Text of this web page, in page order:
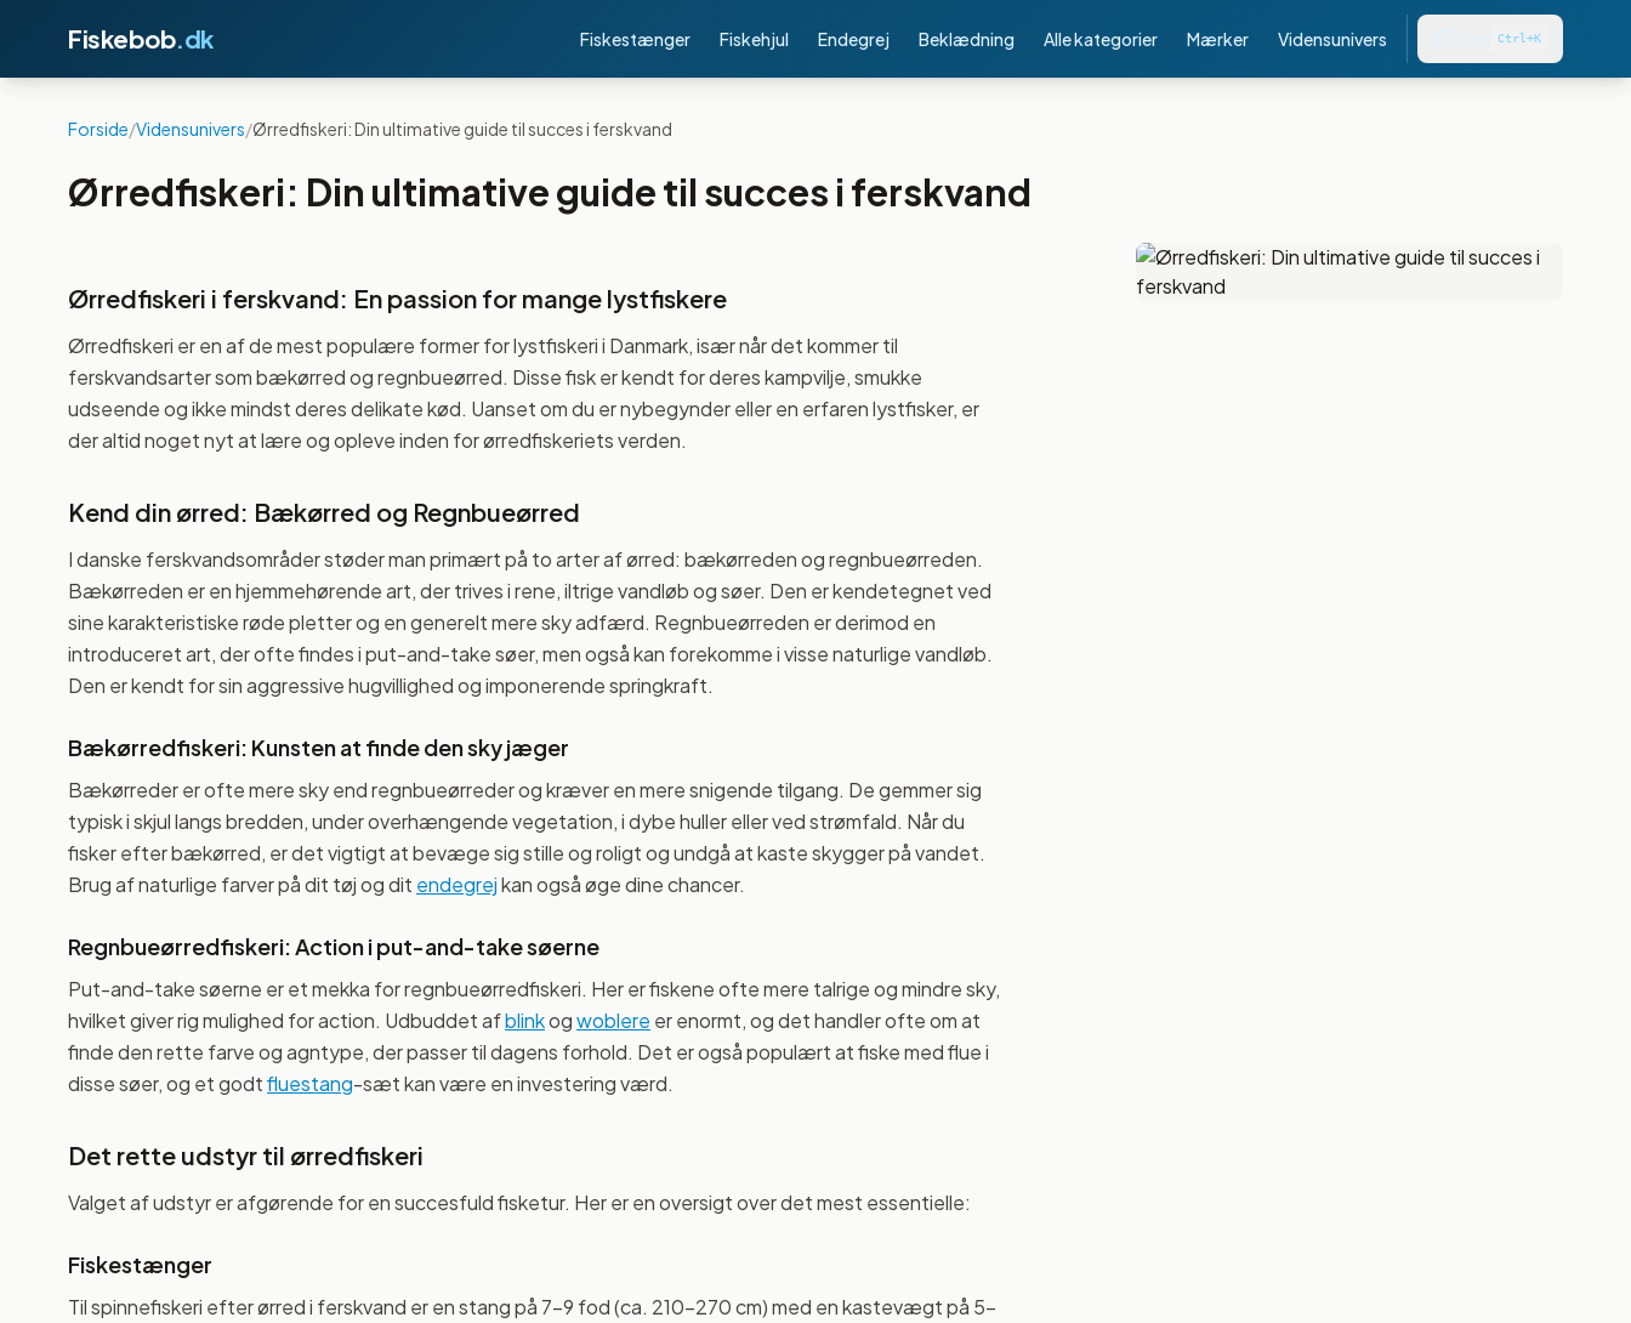
Fiskebob.dk Fiskestænger Fiskehjul Endegrej Beklædning Alle kategorier Mærker Vidensunivers Ctrl+K
Forside/Vidensunivers/Ørredfiskeri: Din ultimative guide til succes i ferskvand
Ørredfiskeri: Din ultimative guide til succes i ferskvand
Ørredfiskeri i ferskvand: En passion for mange lystfiskere
Ørredfiskeri er en af de mest populære former for lystfiskeri i Danmark, især når det kommer til
ferskvandsarter som bækørred og regnbueørred. Disse fisk er kendt for deres kampvilje, smukke
udseende og ikke mindst deres delikate kød. Uanset om du er nybegynder eller en erfaren lystfisker, er
der altid noget nyt at lære og opleve inden for ørredfiskeriets verden.
Kend din ørred: Bækørred og Regnbueørred
I danske ferskvandsområder støder man primært på to arter af ørred: bækørreden og regnbueørreden.
Bækørreden er en hjemmehørende art, der trives i rene, iltrige vandløb og søer. Den er kendetegnet ved
sine karakteristiske røde pletter og en generelt mere sky adfærd. Regnbueørreden er derimod en
introduceret art, der ofte findes i put-and-take søer, men også kan forekomme i visse naturlige vandløb.
Den er kendt for sin aggressive hugvillighed og imponerende springkraft.
Bækørredfiskeri: Kunsten at finde den sky jæger
Bækørreder er ofte mere sky end regnbueørreder og kræver en mere snigende tilgang. De gemmer sig
typisk i skjul langs bredden, under overhængende vegetation, i dybe huller eller ved strømfald. Når du
fisker efter bækørred, er det vigtigt at bevæge sig stille og roligt og undgå at kaste skygger på vandet.
Brug af naturlige farver på dit tøj og dit endegrejkan også øge dine chancer.
Regnbueørredfiskeri: Action i put-and-take søerne
Put-and-take søerne er et mekka for regnbueørredfiskeri. Her er fiskene ofte mere talrige og mindre sky,
hvilket giver rig mulighed for action. Udbuddet afblinkogwoblere er enormt, og det handler ofte om at
finde den rette farve og agntype, der passer til dagens forhold. Det er også populært at fiske med flue i
disse søer, og et godtfluestang-sæt kan være en investering værd.
Det rette udstyr til ørredfiskeri
Valget af udstyr er afgørende for en succesfuld fisketur. Her er en oversigt over det mest essentielle:
Fiskestænger
Til spinnefiskeri efter ørred i ferskvand er en stang på 7-9 fod (ca. 210-270 cm) med en kastevægt på 5-